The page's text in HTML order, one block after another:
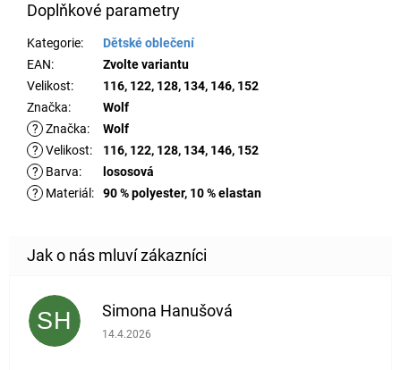
Doplňkové parametry
Kategorie:
Dětské oblečení
EAN:
Zvolte variantu
Velikost:
116, 122, 128, 134, 146, 152
Značka:
Wolf
? Značka:
Wolf
? Velikost:
116, 122, 128, 134, 146, 152
?
Barva:
lososová
?
Materiál : 90 % polyester, 10 % elastan
SH Simona Hanušová
Hodnocení obchodu je 5 z 5 hvězdiček.
14.4.2026